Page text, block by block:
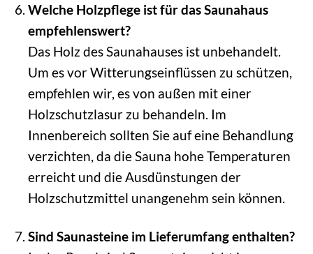
Welche Holzpflege ist für das Saunahaus
empfehlenswert?
Das Holz des Saunahauses ist unbehandelt.
Um es vor Witterungseinflüssen zu schützen,
empfehlen wir, es von außen mit einer
Holzschutzlasur zu behandeln. Im
Innenbereich sollten Sie auf eine Behandlung
verzichten, da die Sauna hohe Temperaturen
erreicht und die Ausdünstungen der
Holzschutzmittel unangenehm sein können.
Sind Saunasteine im Lieferumfang enthalten?